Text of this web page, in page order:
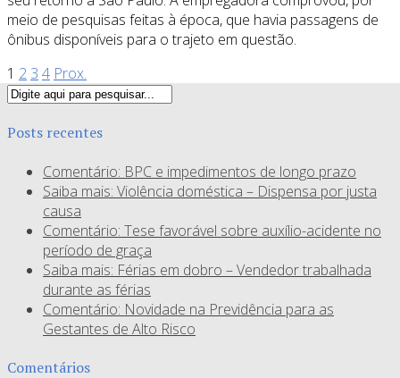
meio de pesquisas feitas à época, que havia passagens de
ônibus disponíveis para o trajeto em questão.
1 2 3 4 Prox.
Posts recentes
Comentário: BPC e impedimentos de longo prazo
Saiba mais: Violência doméstica – Dispensa por justa
causa
Comentário: Tese favorável sobre auxílio-acidente no
período de graça
Saiba mais: Férias em dobro – Vendedor trabalhada
durante as férias
Comentário: Novidade na Previdência para as
Gestantes de Alto Risco
Comentários